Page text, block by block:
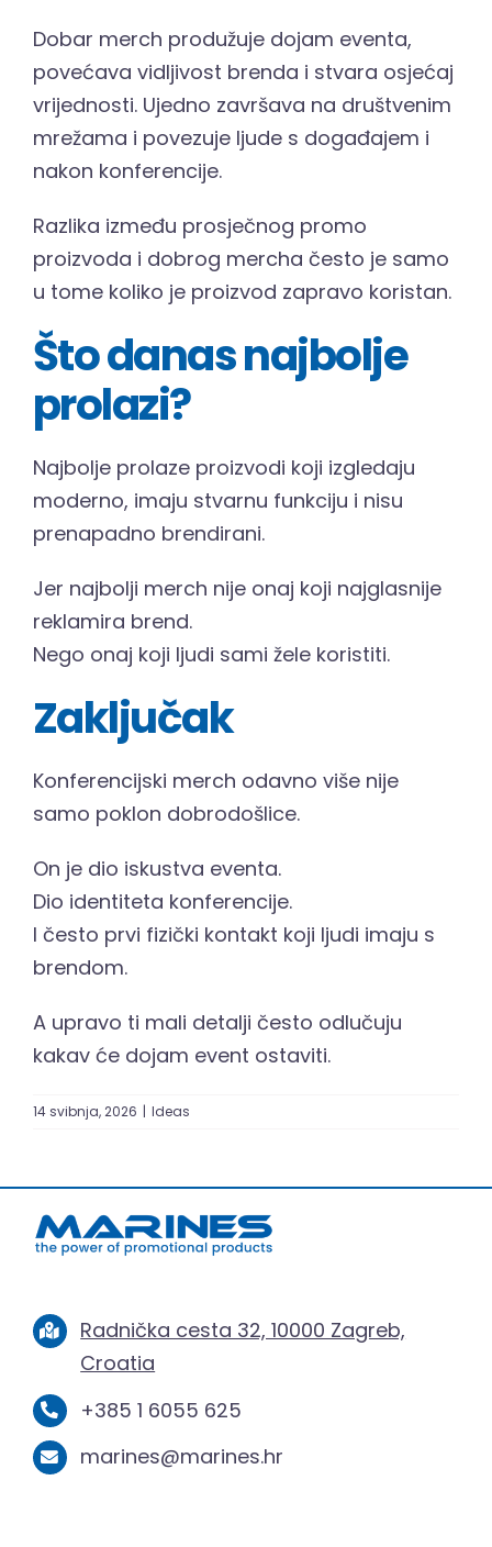
Dobar merch produžuje dojam eventa,
povećava vidljivost brenda i stvara osjećaj
vrijednosti. Ujedno završava na društvenim
mrežama i povezuje ljude s događajem i
nakon konferencije.
Razlika između prosječnog promo
proizvoda i dobrog mercha često je samo
u tome koliko je proizvod zapravo koristan.
Što danas najbolje
prolazi?
Najbolje prolaze proizvodi koji izgledaju
moderno, imaju stvarnu funkciju i nisu
prenapadno brendirani.
Jer najbolji merch nije onaj koji najglasnije
reklamira brend.
Nego onaj koji ljudi sami žele koristiti.
Zaključak
Konferencijski merch odavno više nije
samo poklon dobrodošlice.
On je dio iskustva eventa.
Dio identiteta konferencije.
I često prvi fizički kontakt koji ljudi imaju s
brendom.
A upravo ti mali detalji često odlučuju
kakav će dojam event ostaviti.
14 svibnja, 2026 | Ideas
Radnička cesta 32, 10000 Zagreb,
Croatia
+385 1 6055 625
marines@marines.hr